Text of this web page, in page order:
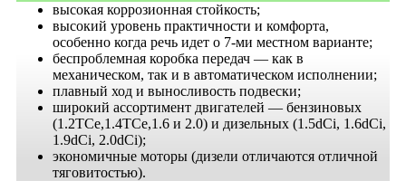
высокая коррозионная стойкость;
высокий уровень практичности и комфорта,
особенно когда речь идет о 7-ми местном варианте;
беспроблемная коробка передач — как в
механическом, так и в автоматическом исполнении;
плавный ход и выносливость подвески;
широкий ассортимент двигателей — бензиновых
(1.2TCe,1.4TCe,1.6 и 2.0) и дизельных (1.5dCi, 1.6dCi,
1.9dCi, 2.0dCi);
экономичные моторы (дизели отличаются отличной
тяговитостью).